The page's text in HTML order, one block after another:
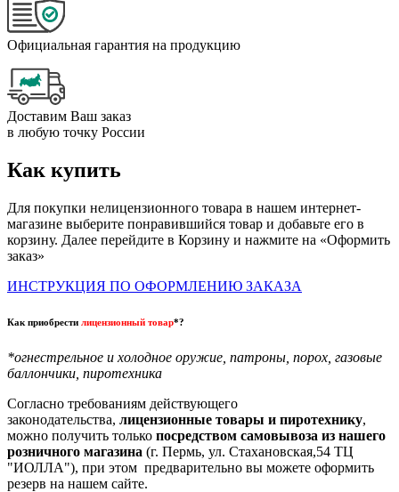
Официальная гарантия на продукцию
Доставим Ваш заказ
в любую точку России
Как купить
Для покупки нелицензионного товара в нашем интернет-
магазине выберите понравившийся товар и добавьте его в
корзину. Далее перейдите в Корзину и нажмите на «Оформить
заказ»
ИНСТРУКЦИЯ ПО ОФОРМЛЕНИЮ ЗАКАЗА
Как приобрести лицензионный товар*?
*огнестрельное и холодное оружие, патроны, порох, газовые
баллончики, пиротехника
Согласно требованиям действующего
законодательства, лицензионные товары и пиротехнику,
можно получить только посредством самовывоза из нашего
розничного магазина (г. Пермь, ул. Стахановская,54 ТЦ
"ИОЛЛА"), при этом предварительно вы можете оформить
резерв на нашем сайте.